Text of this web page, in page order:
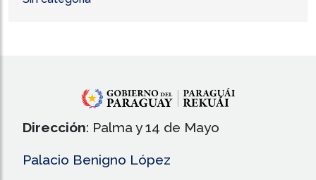
Dirección: Palma y 14 de Mayo
Palacio Benigno López